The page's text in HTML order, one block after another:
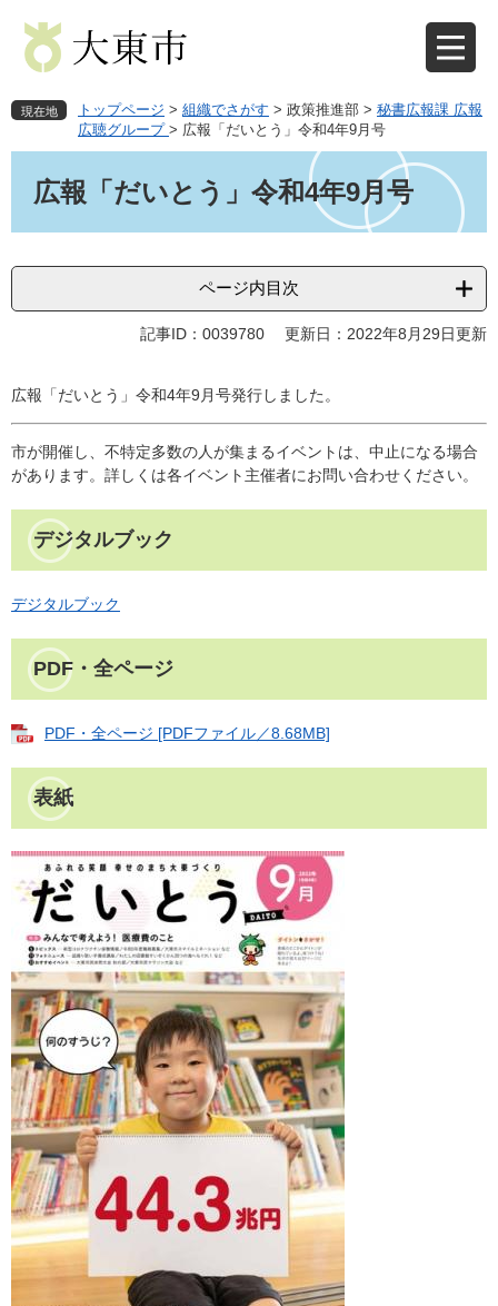
先
で
を
ば
へ
現在地 トップページ > 組織でさがす > 政策推進部 > 秘書広報課 広報
広聴グループ > 広報「だいとう」令和4年9月号
広報「だいとう」令和4年9月号
ページ内目次
記事ID：0039780 更新日：2022年8月29日更新
広報「だいとう」令和4年9月号発行しました。
市が開催し、不特定多数の人が集まるイベントは、中止になる場合
があります。詳しくは各イベント主催者にお問い合わせください。
デジタルブック
デジタルブック
PDF・全ページ
PDF・全ページ [PDFファイル／8.68MB]
表紙